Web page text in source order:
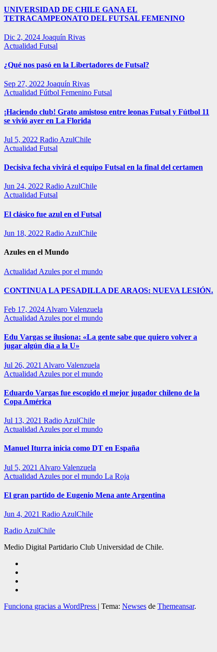
UNIVERSIDAD DE CHILE GANA EL
TETRACAMPEONATO DEL FUTSAL FEMENINO
Dic 2, 2024 Joaquín Rivas
Actualidad Futsal
¿Qué nos pasó en la Libertadores de Futsal?
Sep 27, 2022 Joaquín Rivas
Actualidad Fútbol Femenino Futsal
¡Haciendo club! Grato amistoso entre leonas Futsal y Fútbol 11
se vivió ayer en La Florida
Jul 5, 2022 Radio AzulChile
Actualidad Futsal
Decisiva fecha vivirá el equipo Futsal en la final del certamen
Jun 24, 2022 Radio AzulChile
Actualidad Futsal
El clásico fue azul en el Futsal
Jun 18, 2022 Radio AzulChile
Azules en el Mundo
Actualidad Azules por el mundo
CONTINUA LA PESADILLA DE ARAOS: NUEVA LESIÓN.
Feb 17, 2024 Alvaro Valenzuela
Actualidad Azules por el mundo
Edu Vargas se ilusiona: «La gente sabe que quiero volver a
jugar algún día a la U»
Jul 26, 2021 Alvaro Valenzuela
Actualidad Azules por el mundo
Eduardo Vargas fue escogido el mejor jugador chileno de la
Copa América
Jul 13, 2021 Radio AzulChile
Actualidad Azules por el mundo
Manuel Iturra inicia como DT en España
Jul 5, 2021 Alvaro Valenzuela
Actualidad Azules por el mundo La Roja
El gran partido de Eugenio Mena ante Argentina
Jun 4, 2021 Radio AzulChile
Radio AzulChile
Medio Digital Partidario Club Universidad de Chile.
Funciona gracias a WordPress | Tema: Newses de Themeansar.